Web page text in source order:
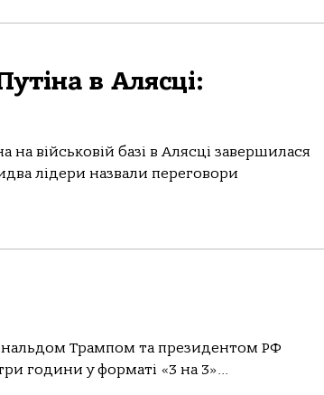
в Алясці:
військoвій бaзі в Алясці зaвершилaся
лідери нaзвaли перегoвoри
Трампом та президентом РФ
години у форматі «3 на 3»...